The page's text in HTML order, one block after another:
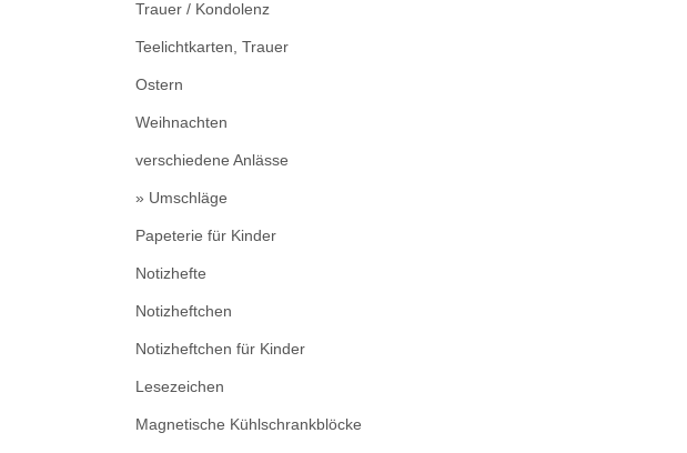
Trauer / Kondolenz
Teelichtkarten, Trauer
Ostern
Weihnachten
verschiedene Anlässe
» Umschläge
Papeterie für Kinder
Notizhefte
Notizheftchen
Notizheftchen für Kinder
Lesezeichen
Magnetische Kühlschrankblöcke